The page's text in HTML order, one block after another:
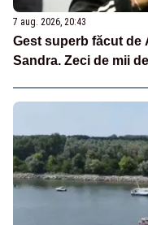
7 aug. 2026, 20:43
Gest superb făcut de
Sandra. Zeci de mii